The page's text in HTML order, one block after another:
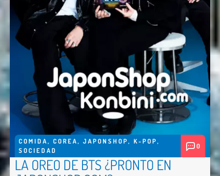
COMIDA, COREA, JAPONSHOP, K-POP,
SOCIEDAD
0
LA OREO DE BTS ¿PRONTO EN